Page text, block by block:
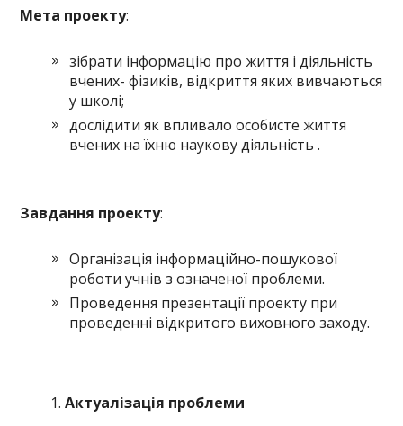
Мета проекту:
зібрати інформацію про життя і діяльність
вчених- фізиків, відкриття яких вивчаються
у школі;
дослідити як впливало особисте життя
вчених на їхню наукову діяльність .
Завдання проекту:
Організація інформаційно-пошукової
роботи учнів з означеної проблеми.
Проведення презентації проекту при
проведенні відкритого виховного заходу.
Актуалізація проблеми